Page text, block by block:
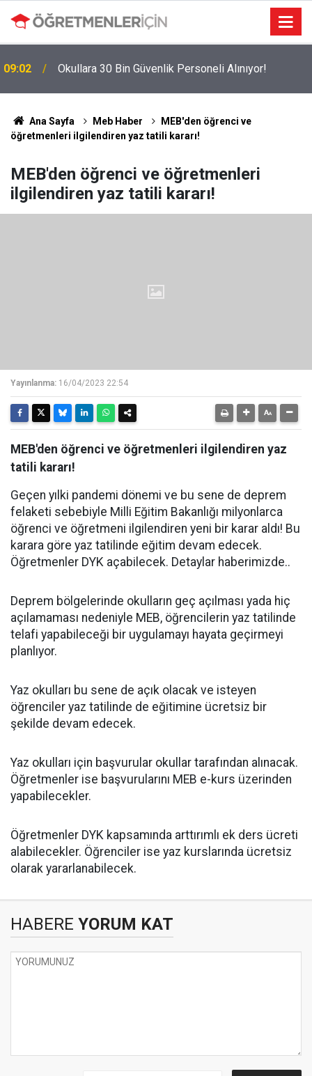
19:01
Öncelik Hangi Alanın Oldu?
Ana Sayfa Meb Haber
MEB'den öğrenci ve
öğretmenleri ilgilendiren yaz tatili kararı!
MEB'den öğrenci ve öğretmenleri
ilgilendiren yaz tatili kararı!
Yayınlanma: 16/04/2023 22:54
MEB'den öğrenci ve öğretmenleri ilgilendiren yaz
tatili kararı!
Geçen yılki pandemi dönemi ve bu sene de deprem
felaketi sebebiyle Milli Eğitim Bakanlığı milyonlarca
öğrenci ve öğretmeni ilgilendiren yeni bir karar aldı! Bu
karara göre yaz tatilinde eğitim devam edecek.
Öğretmenler DYK açabilecek. Detaylar haberimizde..
Deprem bölgelerinde okulların geç açılması yada hiç
açılamaması nedeniyle MEB, öğrencilerin yaz tatilinde
telafi yapabileceği bir uygulamayı hayata geçirmeyi
planlıyor.
Yaz okulları bu sene de açık olacak ve isteyen
öğrenciler yaz tatilinde de eğitimine ücretsiz bir
şekilde devam edecek.
Yaz okulları için başvurular okullar tarafından alınacak.
Öğretmenler ise başvurularını MEB e-kurs üzerinden
yapabilecekler.
Öğretmenler DYK kapsamında arttırımlı ek ders ücreti
alabilecekler. Öğrenciler ise yaz kurslarında ücretsiz
olarak yararlanabilecek.
HABERE YORUM KAT